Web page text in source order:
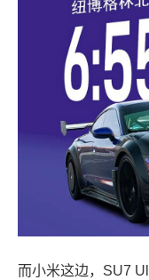
而小米这边，SU7